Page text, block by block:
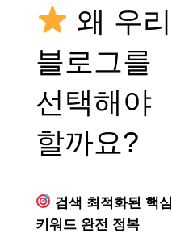
왜 우리
블로그를
선택해야
할까요?
검색 최적화된 핵심
키워드 완전 정복